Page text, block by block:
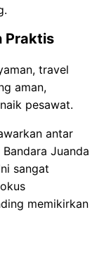
Praktis
travel
aman,
pesawat.
antar
Juanda
sangat
memikirkan